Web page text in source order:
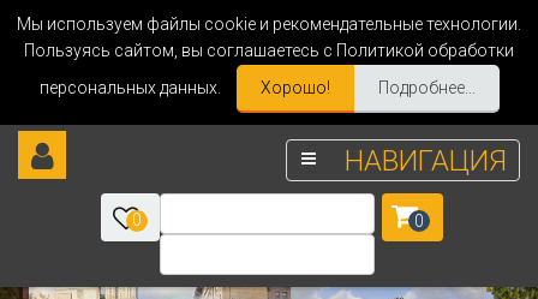
Мы используем файлы cookie и рекомендательные технологии.
Пользуясь сайтом, вы соглашаетесь с Политикой обработки
персональных данных.
Хорошо! Подробнее...
НАВИГАЦИЯ
0 0